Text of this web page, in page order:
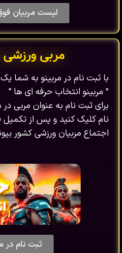
لیست مربیان
مربی
با ثبت نام در مربینو به شما
” مربینو انتخاب حرفه ای ها “
برای ثبت نام به عنوان مربی
نام کلیک کنید و پس از تکمیل
اجتماع مربیان ورزشی کشور
ثبت نام در